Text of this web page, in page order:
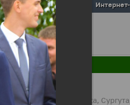
Открытый бюджет
из Нижневартовска,